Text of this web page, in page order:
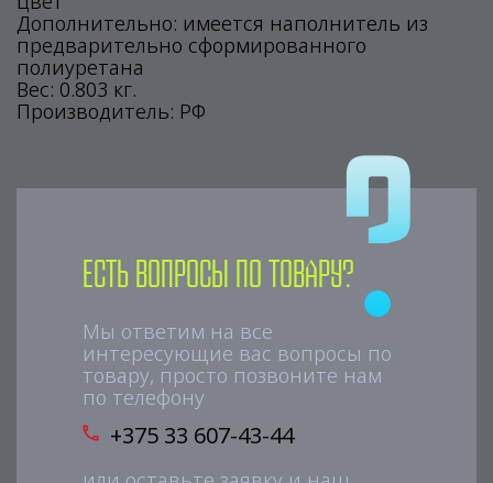
Дополнительно: имеется наполнитель из
предварительно сформированного
полиуретана
Вес: 0.803 кг.
Производитель: РФ
Есть вопросы по товару?
Мы ответим на все
интересующие вас вопросы по
товару, просто позвоните нам
по телефону
+375 33 607-43-44